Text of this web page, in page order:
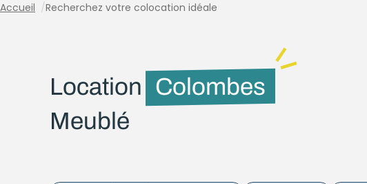
Accueil /Recherchez votre colocation idéale
Location Colombes
Meublé